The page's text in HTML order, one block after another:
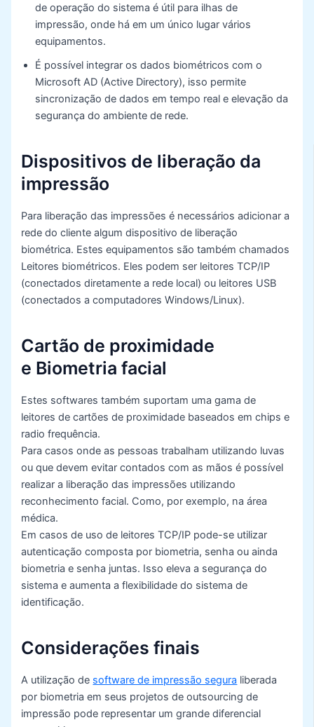
de operação do sistema é útil para ilhas de
impressão, onde há em um único lugar vários
equipamentos.
É possível integrar os dados biométricos com o
Microsoft AD (Active Directory), isso permite
sincronização de dados em tempo real e elevação da
segurança do ambiente de rede.
Dispositivos de liberação da
impressão
Para liberação das impressões é necessários adicionar a
rede do cliente algum dispositivo de liberação
biométrica. Estes equipamentos são também chamados
Leitores biométricos. Eles podem ser leitores TCP/IP
(conectados diretamente a rede local) ou leitores USB
(conectados a computadores Windows/Linux).
Cartão de proximidade
e Biometria facial
Estes softwares também suportam uma gama de
leitores de cartões de proximidade baseados em chips e
radio frequência.
Para casos onde as pessoas trabalham utilizando luvas
ou que devem evitar contados com as mãos é possível
realizar a liberação das impressões utilizando
reconhecimento facial. Como, por exemplo, na área
médica.
Em casos de uso de leitores TCP/IP pode-se utilizar
autenticação composta por biometria, senha ou ainda
biometria e senha juntas. Isso eleva a segurança do
sistema e aumenta a flexibilidade do sistema de
identificação.
Considerações finais
A utilização de software de impressão segura liberada
por biometria em seus projetos de outsourcing de
impressão pode representar um grande diferencial